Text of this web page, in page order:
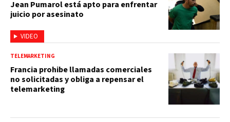
VIDEO
Jean Pumarol está apto para enfrentar
juicio por asesinato
TELEMARKETING
Francia prohibe llamadas comerciales
no solicitadas y obliga a repensar el
telemarketing